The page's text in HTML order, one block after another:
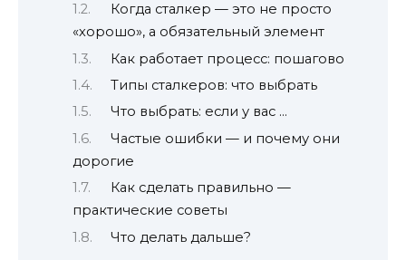
Когда сталкер — это не просто
«хорошо», а обязательный элемент
Как работает процесс: пошагово
Типы сталкеров: что выбрать
Что выбрать: если у вас …
Частые ошибки — и почему они
дорогие
Как сделать правильно —
практические советы
Что делать дальше?